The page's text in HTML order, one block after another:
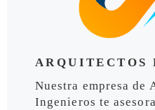
ARQUITECTOS
Nuestra empresa de
Ingenieros te